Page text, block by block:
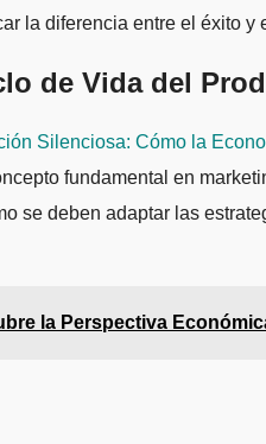
la diferencia entre el éxito
de Vida del
Silenciosa: Cómo la
fundamental en
se deben adaptar las
la Perspectiva